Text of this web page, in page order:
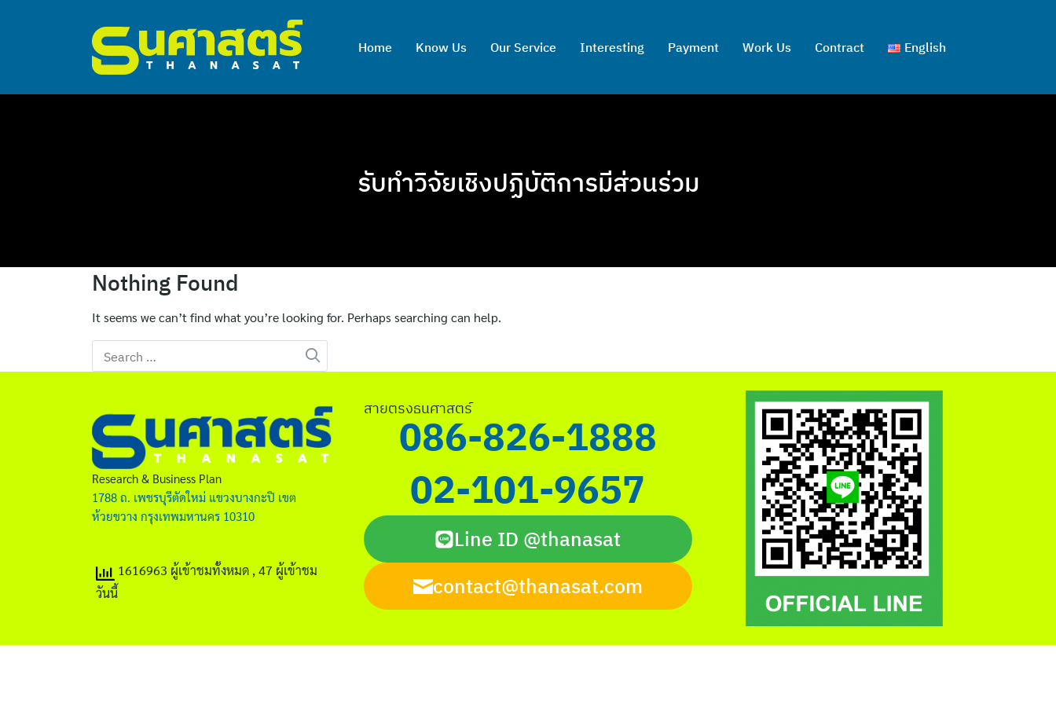
Home Know Us Our Service Interesting Payment Work Us Contract English
English
for:
รับทำวิจัยเชิงปฏิบัติการมีส่วนร่วม
Nothing Found
It seems we can’t find what you’re looking for. Perhaps searching can help.
Search
for:
Research & Business Plan
1788 ถ. เพชรบุรีตัดใหม่ แขวงบางกะปิ เขต
ห้วยขวาง กรุงเทพมหานคร 10310
1616963 ผู้เข้าชมทั้งหมด , 47 ผู้เข้าชม
วันนี้
สายตรงธนศาสตร์
086-826-1888
02-101-9657
Line ID @thanasat
contact@thanasat.com